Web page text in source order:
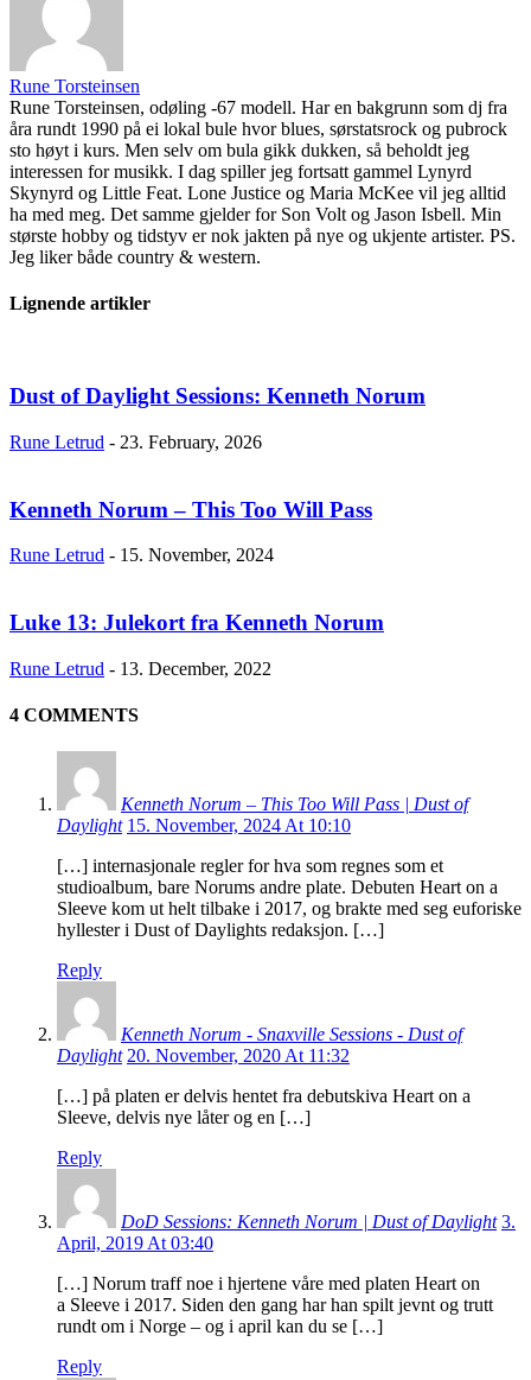
Rune Torsteinsen
Rune Torsteinsen, odøling -67 modell. Har en bakgrunn som dj fra
åra rundt 1990 på ei lokal bule hvor blues, sørstatsrock og pubrock
sto høyt i kurs. Men selv om bula gikk dukken, så beholdt jeg
interessen for musikk. I dag spiller jeg fortsatt gammel Lynyrd
Skynyrd og Little Feat. Lone Justice og Maria McKee vil jeg alltid
ha med meg. Det samme gjelder for Son Volt og Jason Isbell. Min
største hobby og tidstyv er nok jakten på nye og ukjente artister. PS.
Jeg liker både country & western.
Lignende artikler
Dust of Daylight Sessions: Kenneth Norum
Rune Letrud - 23. February, 2026
Kenneth Norum – This Too Will Pass
Rune Letrud - 15. November, 2024
Luke 13: Julekort fra Kenneth Norum
Rune Letrud - 13. December, 2022
4 COMMENTS
Kenneth Norum – This Too Will Pass | Dust of
Daylight 15. November, 2024 At 10:10
[…] internasjonale regler for hva som regnes som et
studioalbum, bare Norums andre plate. Debuten Heart on a
Sleeve kom ut helt tilbake i 2017, og brakte med seg euforiske
hyllester i Dust of Daylights redaksjon. […]
Reply
Kenneth Norum - Snaxville Sessions - Dust of
Daylight 20. November, 2020 At 11:32
[…] på platen er delvis hentet fra debutskiva Heart on a
Sleeve, delvis nye låter og en […]
Reply
DoD Sessions: Kenneth Norum | Dust of Daylight 3.
April, 2019 At 03:40
[…] Norum traff noe i hjertene våre med platen Heart on
a Sleeve i 2017. Siden den gang har han spilt jevnt og trutt
rundt om i Norge – og i april kan du se […]
Reply